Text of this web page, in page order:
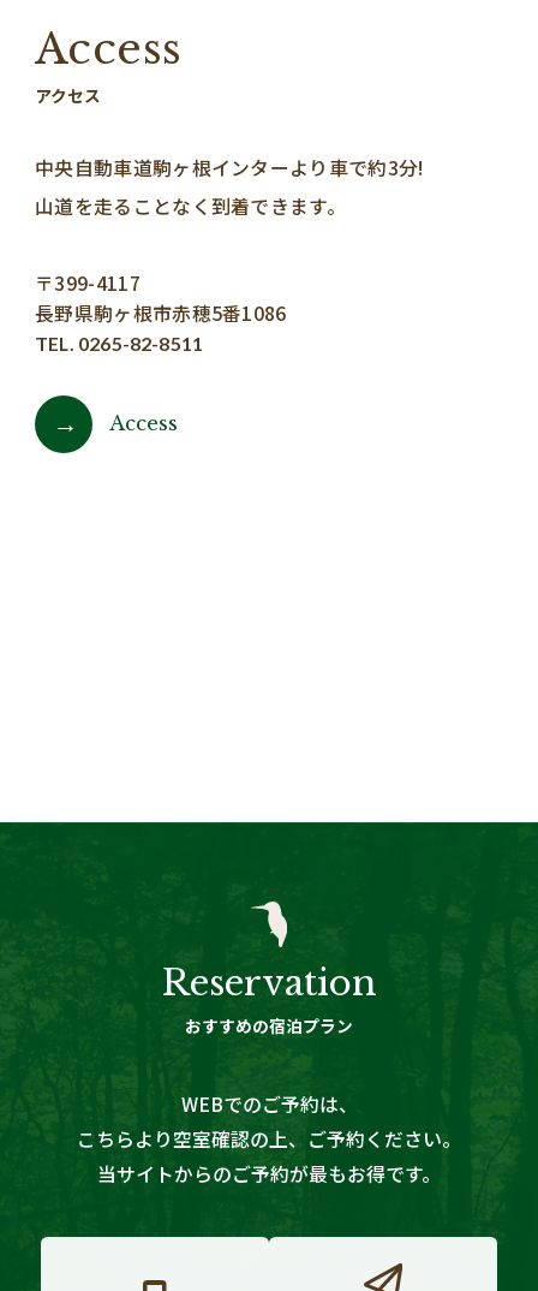
Access
アクセス
中央自動車道駒ヶ根インターより車で約3分!
山道を走ることなく到着できます。
〒399-4117
長野県駒ヶ根市赤穂5番1086
TEL. 0265-82-8511
Access
Reservation
おすすめの宿泊プラン
WEBでのご予約は、
こちらより空室確認の上、ご予約ください。
当サイトからのご予約が最もお得です。